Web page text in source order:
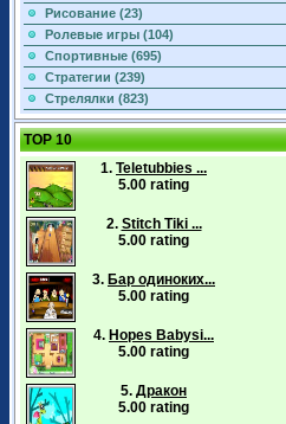
Рисование (23)
Ролевые игры (104)
Спортивные (695)
Стратегии (239)
Стрелялки (823)
TOP 10
1. Teletubbies ...
5.00 rating
2. Stitch Tiki ...
5.00 rating
3. Бар одиноких...
5.00 rating
4. Hopes Babysi...
5.00 rating
5. Дракон
5.00 rating